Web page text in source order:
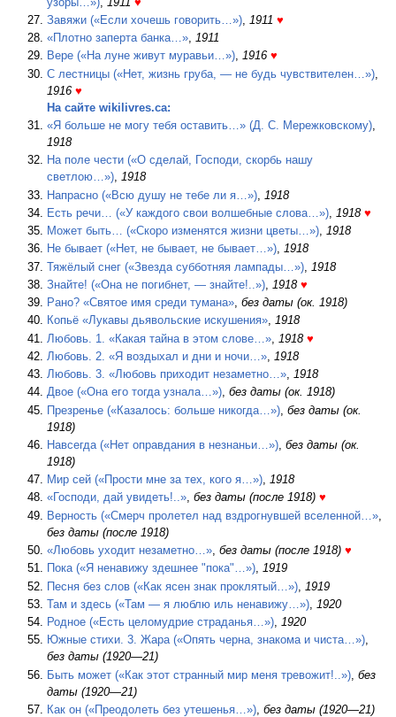
Завяжи («Если хочешь говорить…»),1911 ♥
«Плотно заперта банка…»,1911
Вере («На луне живут муравьи…»),1916 ♥
С лестницы («Нет, жизнь груба, — не будь чувствителен…»)
1916 ♥
На сайте wikilivres.ca:
«Я больше не могу тебя оставить…» (Д. С. Мережковскому),
1918
На поле чести («О сделай, Господи, скорбь нашу
светлою…»),1918
Напрасно («Всю душу не тебе ли я…»)
1918
Есть речи… («У каждого свои волшебные слова…»)
1918 ♥
Может быть… («Скоро изменятся жизни цветы…»),1918
Не бывает («Нет, не бывает, не бывает…»),1918
Тяжёлый снег («Звезда субботняя лампады…»)
1918
Знайте! («Она не погибнет, — знайте!..»),1918 ♥
Рано? «Святое имя среди тумана»,без даты (ок. 1918)
Копьё «Лукавы дьявольские искушения»,1918
Любовь. 1. «Какая тайна в этом слове…»
1918 ♥
Любовь. 2. «Я воздыхал и дни и ночи…»,1918
Любовь. 3. «Любовь приходит незаметно…»,1918
Двое («Она его тогда узнала…»),без даты (ок. 1918)
Презренье («Казалось: больше никогда…») ,без даты (ок.
1918)
Навсегда («Нет оправдания в незнаньи…»),без даты (ок.
1918)
Мир сей («Прости мне за тех, кого я…»),1918
«Господи, дай увидеть!..»,без даты (после 1918) ♥
Верность («Смерч пролетел над вздрогнувшей вселенной…»
без даты (после 1918)
«Любовь уходит незаметно…»,без даты (после 1918) ♥
Пока («Я ненавижу здешнее "пока"…»),1919
Песня без слов («Как ясен знак проклятый…»)
1919
Там и здесь («Там — я люблю иль ненавижу…»),1920
Родное («Есть целомудрие страданья…»),1920
Южные стихи. 3. Жара («Опять черна, знакома и чиста…»),
без даты (1920—21)
Быть может («Как этот странный мир меня тревожит!..») ,без
даты (1920—21)
Как он («Преодолеть без утешенья…»),без даты (1920—21)